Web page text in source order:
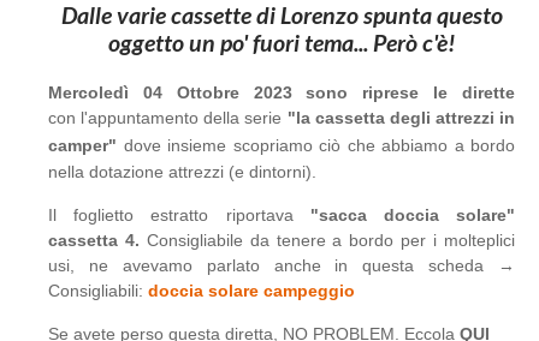
Dalle varie cassette di Lorenzo spunta questo
oggetto un po' fuori tema... Però c'è!
Mercoledì 04 Ottobre 2023 sono riprese le dirette
con l'appuntamento della serie "la cassetta degli attrezzi in
camper" dove insieme scopriamo ciò che abbiamo a bordo
nella dotazione attrezzi (e dintorni).
Il foglietto estratto riportava "sacca doccia solare"
cassetta 4. Consigliabile da tenere a bordo per i molteplici
usi, ne avevamo parlato anche in questa scheda →
Consigliabili: doccia solare campeggio
Se avete perso questa diretta, NO PROBLEM. Eccola QUI